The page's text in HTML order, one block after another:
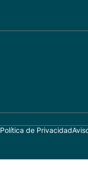
Política de Privacidad